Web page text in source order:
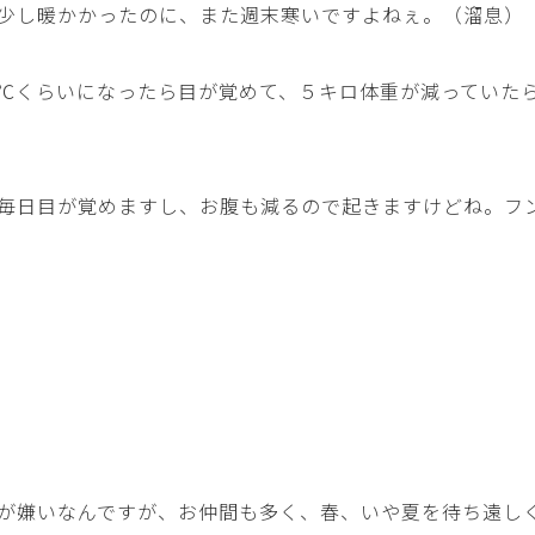
し暖かかったのに、また週末寒いですよねぇ。（溜息）
くらいになったら目が覚めて、５キロ体重が減っていた
日目が覚めますし、お腹も減るので起きますけどね。フ
嫌いなんですが、お仲間も多く、春、いや夏を待ち遠し